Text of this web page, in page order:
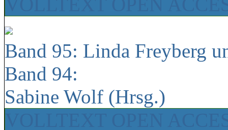
Band 95: Linda Freyberg
Band 94:
Sabine Wolf (Hrsg.)